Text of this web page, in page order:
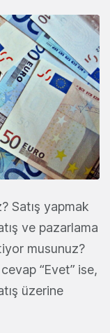
Satış yapmak
ve pazarlama
musunuz?
“Evet” ise,
üzerine